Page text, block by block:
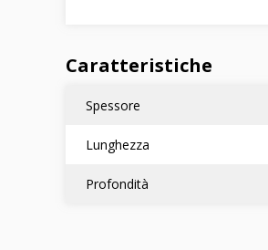
Caratteristiche
Spessore
Lunghezza
Profondità